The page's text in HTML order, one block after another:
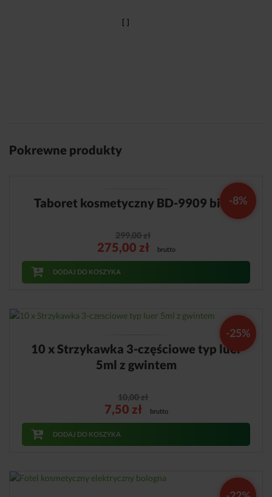
Pokrewne produkty
Taboret kosmetyczny BD-9909 biały-8%
299,00zł
275,00 zł brutto
DODAJ DO KOSZYKA
10 x Strzykawka 3-częściowe typ luer
5ml z gwintem
-25%
10,00zł
7,50 zł brutto
DODAJ DO KOSZYKA